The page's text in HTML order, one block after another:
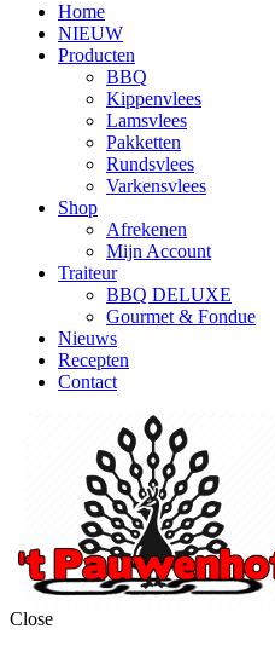
Home
NIEUW
Producten
BBQ
Kippenvlees
Lamsvlees
Pakketten
Rundsvlees
Varkensvlees
Shop
Afrekenen
Mijn Account
Traiteur
BBQ DELUXE
Gourmet & Fondue
Nieuws
Recepten
Contact
Close